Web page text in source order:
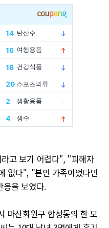
고 보기 어렵다", "피해자
없다", "본인 가족이었다면
응을 보였다.
마산회원구 합성동의 한 모